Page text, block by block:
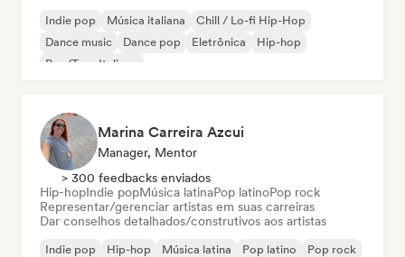
Indie pop Música italiana
Chill / Lo-fi Hip-Hop
Dance music
Dance pop Eletrônica
Hip-hop
Rap/Trap Italiano
Marina Carreira Azcui
Manager, Mentor
> 300 feedbacks enviados
Hip-hopIndie popMúsica latinaPop latinoPop rock
Representar/gerenciar artistas em suas carreiras
Dar conselhos detalhados/construtivos aos artistas
Indie pop Hip-hop Música latina Pop latino
Pop rock